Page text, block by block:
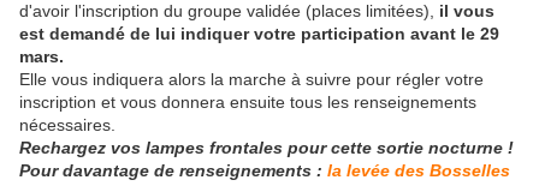
d'avoir l'inscription du groupe validée (places limitées), il vous
est demandé de lui indiquer votre participation avant le 29
mars.
Elle vous indiquera alors la marche à suivre pour régler votre
inscription et vous donnera ensuite tous les renseignements
nécessaires.
Rechargez vos lampes frontales pour cette sortie nocturne !
Pour davantage de renseignements : la levée des Bosselles